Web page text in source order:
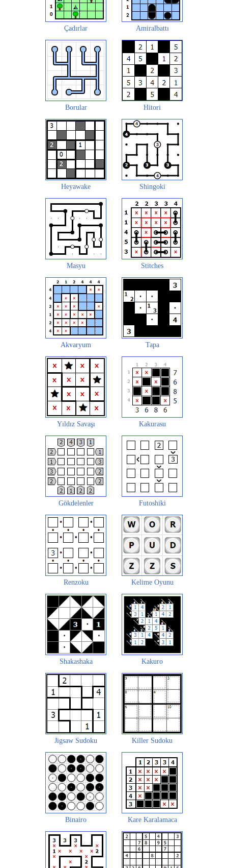
Çadırlar Amiralbattı
Borular Hitori
Heyawake Shingoki
Masyu Stitches
Akvaryum Tapa
Yıldız Savaşı Kakurasu
Gökdelenler Futoshiki
Renzoku Kelime Oyunu
Shakashaka Kakuro
Jigsaw Sudoku Killer Sudoku
Binairo Kare Karalamaca